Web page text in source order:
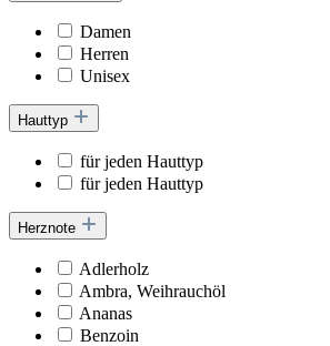
Damen
Herren
Unisex
Hauttyp
für jeden Hauttyp
für jeden Hauttyp
Herznote
Adlerholz
Ambra, Weihrauchöl
Ananas
Benzoin